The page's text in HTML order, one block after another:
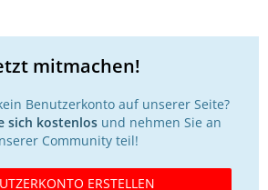
mitmachen!
Benutzerkonto auf unserer Seite?
sich kostenlosund nehmen Sie an
Community teil!
ERSTELLEN